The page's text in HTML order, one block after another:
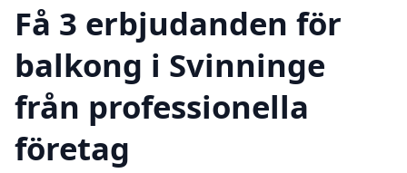
Få 3 erbjudanden för
balkong i Svinninge
från professionella
företag